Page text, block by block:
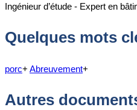
Ingénieur d’étude - Expert en
Quelques mots
porc+ Abreuvement+
Autres